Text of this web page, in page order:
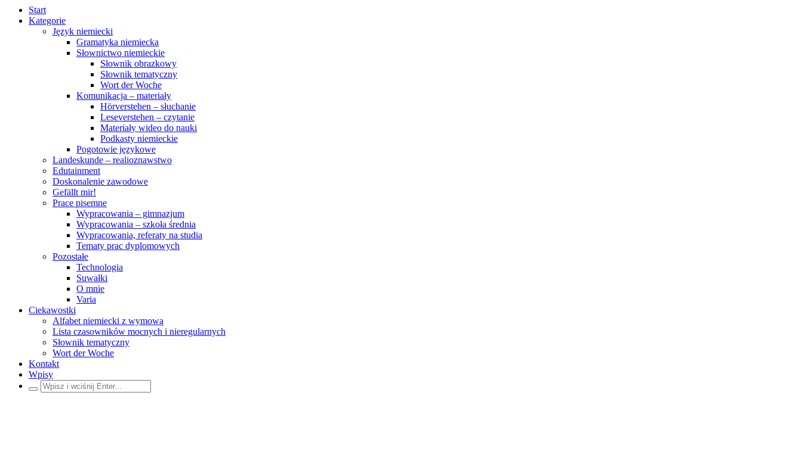
Start
Kategorie
Język niemiecki
Gramatyka niemiecka
Słownictwo niemieckie
Słownik obrazkowy
Słownik tematyczny
Wort der Woche
Komunikacja – materiały
Hörverstehen – słuchanie
Leseverstehen – czytanie
Materiały wideo do nauki
Podkasty niemieckie
Pogotowie językowe
Landeskunde – realioznawstwo
Edutainment
Doskonalenie zawodowe
Gefällt mir!
Prace pisemne
Wypracowania – gimnazjum
Wypracowania – szkoła średnia
Wypracowania, referaty na studia
Tematy prac dyplomowych
Pozostałe
Technologia
Suwałki
O mnie
Varia
Ciekawostki
Alfabet niemiecki z wymową
Lista czasowników mocnych i nieregularnych
Słownik tematyczny
Wort der Woche
Kontakt
Wpisy